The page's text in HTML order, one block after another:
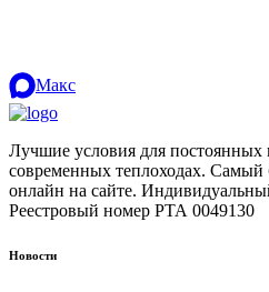
Макс
Лучшие условия для постоянных
современных теплоходах.
онлайн на сайте.
Реестровый номер РТА 0049130
Новости